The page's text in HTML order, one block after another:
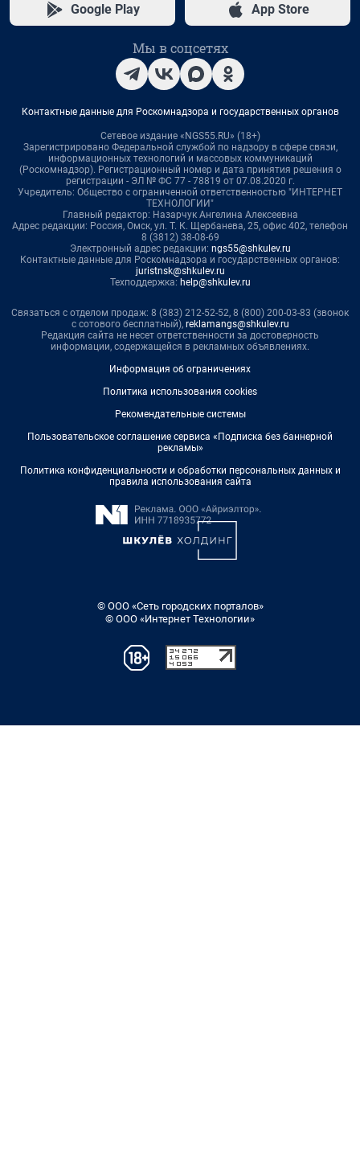
Google Play App Store
Мы в соцсетях
Контактные данные для Роскомнадзора и государственных органов
Сетевое издание «NGS55.RU» (18+)
Зарегистрировано Федеральной службой по надзору в сфере связи,
информационных технологий и массовых коммуникаций
(Роскомнадзор). Регистрационный номер и дата принятия решения о
регистрации - ЭЛ № ФС 77 - 78819 от 07.08.2020 г.
Учредитель: Общество с ограниченной ответственностью "ИНТЕРНЕТ
ТЕХНОЛОГИИ"
Главный редактор: Назарчук Ангелина Алексеевна
Адрес редакции: Россия, Омск, ул. Т. К. Щербанева, 25, офис 402, телефон
8 (3812) 38-08-69
Электронный адрес редакции: ngs55@shkulev.ru
Контактные данные для Роскомнадзора и государственных органов:
juristnsk@shkulev.ru
Техподдержка: help@shkulev.ru
Связаться с отделом продаж: 8 (383) 212-52-52, 8 (800) 200-03-83 (звонок
с сотового бесплатный), reklamangs@shkulev.ru
Редакция сайта не несет ответственности за достоверность
информации, содержащейся в рекламных объявлениях.
Информация об ограничениях
Политика использования cookies
Рекомендательные системы
Пользовательское соглашение сервиса «Подписка без баннерной
рекламы»
Политика конфиденциальности и обработки персональных данных и
правила использования сайта
© ООО «Сеть городских порталов»
© ООО «Интернет Технологии»